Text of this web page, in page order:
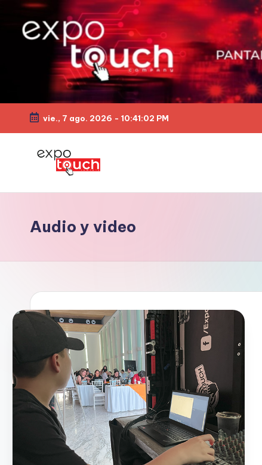
vie., 7 ago. 2026 - 10:41:03 PM
Audio y video